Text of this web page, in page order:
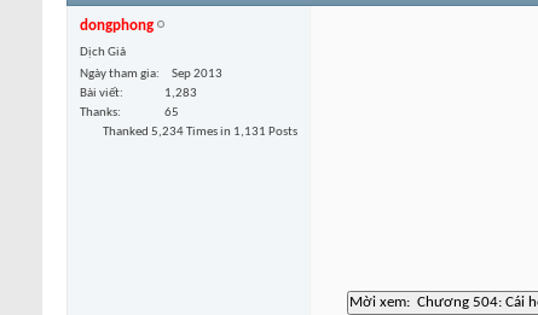
dongphong
Dịch Giả
Ngày tham gia
Sep 2013
Bài viết
1,283
Thanks
65
Thanked 5,234 Times in 1,131 Posts